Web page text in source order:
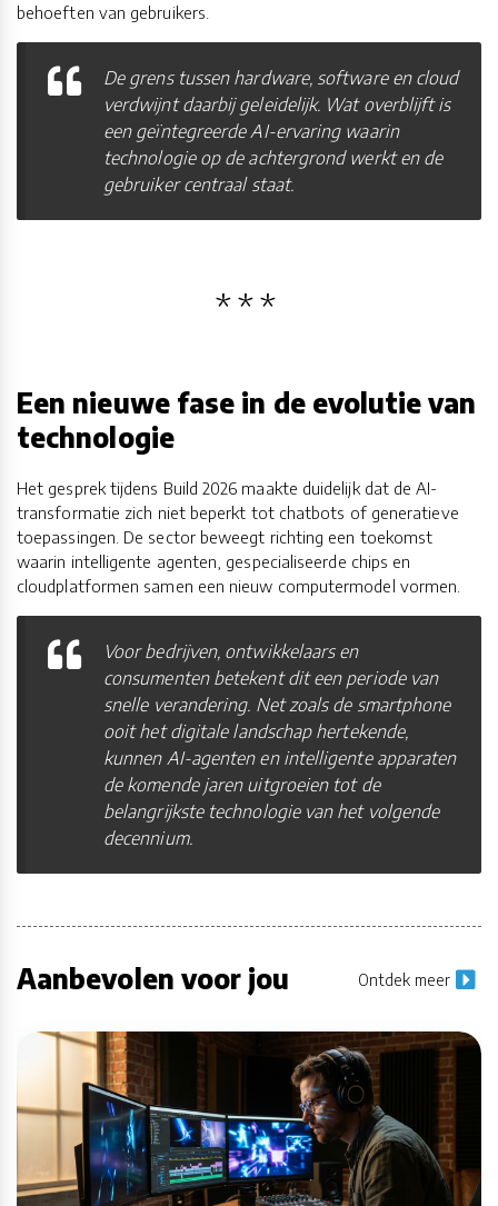
behoeften van gebruikers.
De grens tussen hardware, software en cloud
verdwijnt daarbij geleidelijk. Wat overblijft is
een geïntegreerde AI-ervaring waarin
technologie op de achtergrond werkt en de
gebruiker centraal staat.
Een nieuwe fase in de evolutie van
technologie
Het gesprek tijdens Build 2026 maakte duidelijk dat de AI-
transformatie zich niet beperkt tot chatbots of generatieve
toepassingen. De sector beweegt richting een toekomst
waarin intelligente agenten, gespecialiseerde chips en
cloudplatformen samen een nieuw computermodel vormen.
Voor bedrijven, ontwikkelaars en
consumenten betekent dit een periode van
snelle verandering. Net zoals de smartphone
ooit het digitale landschap hertekende,
kunnen AI-agenten en intelligente apparaten
de komende jaren uitgroeien tot de
belangrijkste technologie van het volgende
decennium.
Aanbevolen voor jou Ontdek meer